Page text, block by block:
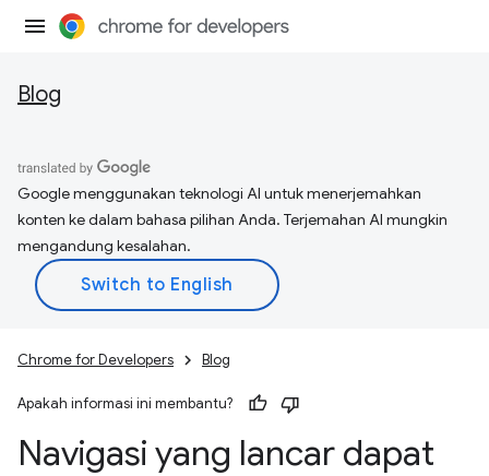
Blog
Google menggunakan teknologi AI untuk menerjemahkan
konten ke dalam bahasa pilihan Anda. Terjemahan AI mungkin
mengandung kesalahan.
Chrome for Developers Blog
Apakah informasi ini membantu?
Navigasi yang lancar dapat